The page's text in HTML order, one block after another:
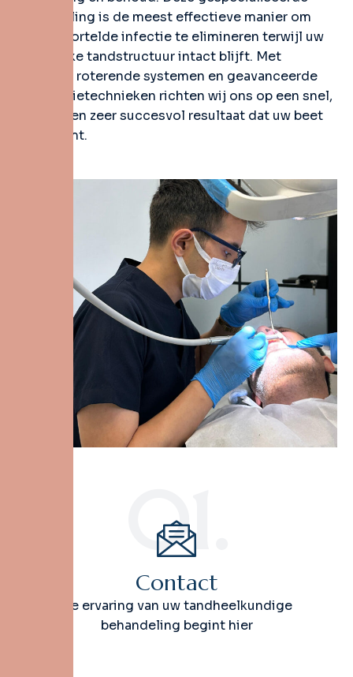
behandeling is de meest effectieve manier om
diepgewortelde infectie te elimineren terwijl uw
natuurlijke tandstructuur intact blijft. Met
moderne roterende systemen en geavanceerde
sterilisatietechnieken richten wij ons op een snel,
pijnloos en zeer succesvol resultaat dat uw beet
beschermt.
01.
Contact
De ervaring van uw tandheelkundige
behandeling begint hier